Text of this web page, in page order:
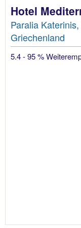
Hotel
Paralia
Griechenland
5.4 - 95 %